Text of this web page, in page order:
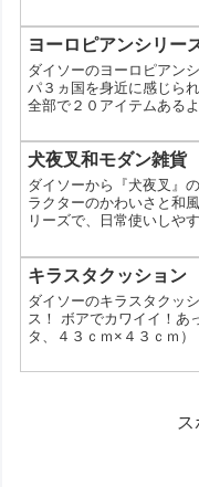
へ。実は、100円ショッ
っても可愛いと話題なん
魅力や、その選び方につ
ポーチが人気なの？ 価格
ヨーロピアンシリー
ダイソーのヨーロピアン
パ３ヵ国を身近に感じら
全部で２０アイテムある
ーロッパ） ウッドボー
ド フック付き（ヨーロッ
ォールステッカー（ヨー
Instagramで見る ヨーロ
犬夜叉和モダン雑貨
ダイソーから『犬夜叉』
ラクターのかわいさと和
リーズで、日常使いしや
いにも向いています。 ど
今回のシリーズは、実用
ているのが特徴です。
（4510085531987） ラ
キラスタクッション
ダイソーのキラスタクッ
ス！ ボアでカワイイ！あ
タ、４３ｃｍ×４３ｃｍ
スエードスリッパ（モフ
ス